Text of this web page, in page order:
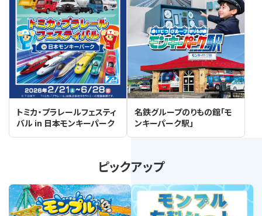
トミカ・プラレールフェスティ
バル in 日本モンキーパーク
名鉄グループのりもの館「モ
ンキーパーク駅」
ピックアップ